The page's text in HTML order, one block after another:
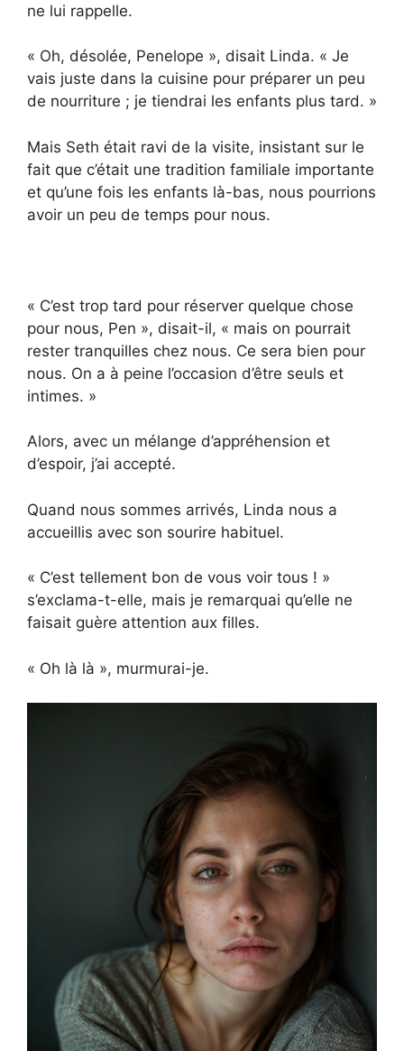
ne lui rappelle.
« Oh, désolée, Penelope », disait Linda. « Je
vais juste dans la cuisine pour préparer un peu
de nourriture ; je tiendrai les enfants plus tard. »
Mais Seth était ravi de la visite, insistant sur le
fait que c’était une tradition familiale importante
et qu’une fois les enfants là-bas, nous pourrions
avoir un peu de temps pour nous.
« C’est trop tard pour réserver quelque chose
pour nous, Pen », disait-il, « mais on pourrait
rester tranquilles chez nous. Ce sera bien pour
nous. On a à peine l’occasion d’être seuls et
intimes. »
Alors, avec un mélange d’appréhension et
d’espoir, j’ai accepté.
Quand nous sommes arrivés, Linda nous a
accueillis avec son sourire habituel.
« C’est tellement bon de vous voir tous ! »
s’exclama-t-elle, mais je remarquai qu’elle ne
faisait guère attention aux filles.
« Oh là là », murmurai-je.